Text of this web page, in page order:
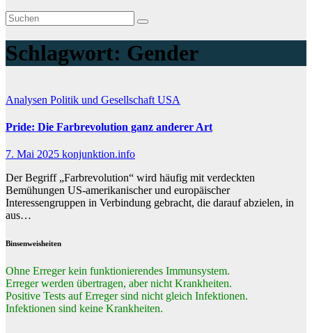
Schlagwort: Gender
Analysen Politik und Gesellschaft USA
Pride: Die Farbrevolution ganz anderer Art
7. Mai 2025 konjunktion.info
Der Begriff „Farbrevolution“ wird häufig mit verdeckten
Bemühungen US-amerikanischer und europäischer
Interessengruppen in Verbindung gebracht, die darauf abzielen, in
aus…
Binsenweisheiten
Ohne Erreger kein funktionierendes Immunsystem.
Erreger werden übertragen, aber nicht Krankheiten.
Positive Tests auf Erreger sind nicht gleich Infektionen.
Infektionen sind keine Krankheiten.